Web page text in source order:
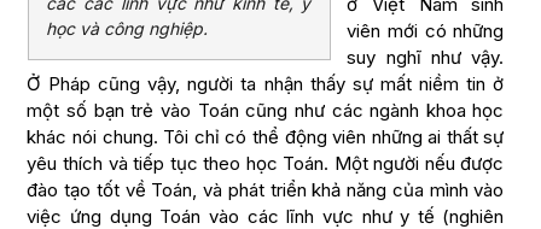
học và công nghiệp.
viên mới có những
suy nghĩ như vậy.
Ở Pháp cũng vậy, người ta nhận thấy sự mất niềm tin ở
một số bạn trẻ vào Toán cũng như các ngành khoa học
khác nói chung. Tôi chỉ có thể động viên những ai thất sự
yêu thích và tiếp tục theo học Toán. Một người nếu được
đào tạo tốt về Toán, và phát triển khả năng của mình vào
việc ứng dụng Toán vào các lĩnh vực như y tế (nghiên